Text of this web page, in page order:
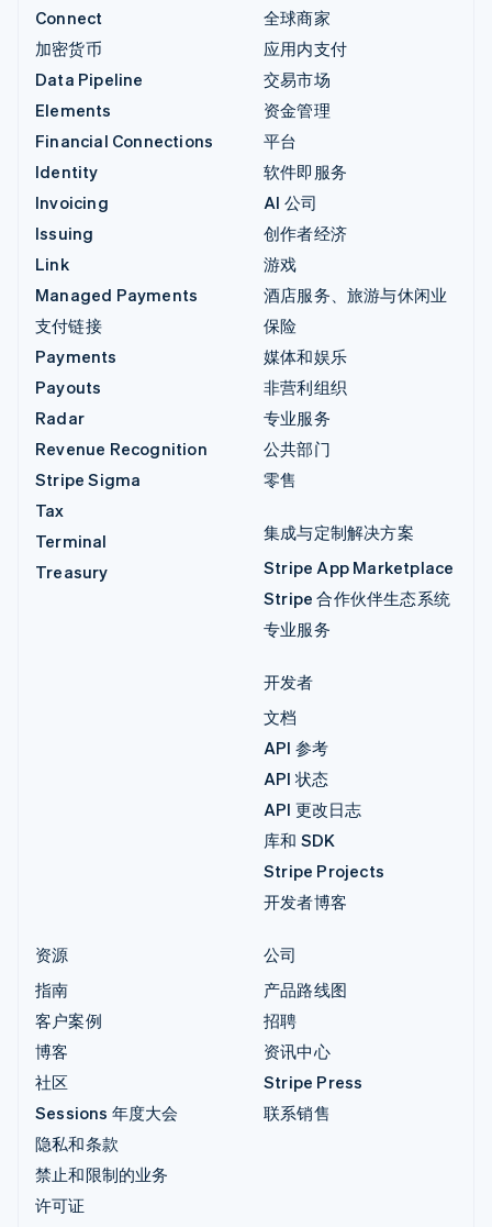
Connect
加密货币
Data Pipeline
Elements
Financial Connections
Identity
Invoicing
Issuing
Link
Managed Payments
支付链接
Payments
Payouts
Radar
Revenue Recognition
Stripe Sigma
Tax
Terminal
Treasury
全球商家
应用内支付
交易市场
资金管理
平台
软件即服务
AI 公司
创作者经济
游戏
酒店服务、旅游与休闲业
保险
媒体和娱乐
非营利组织
专业服务
公共部门
零售
集成与定制解决方案
Stripe App Marketplace
Stripe 合作伙伴生态系统
专业服务
开发者
文档
API 参考
API 状态
API 更改日志
库和 SDK
Stripe Projects
开发者博客
资源
指南
客户案例
博客
社区
Sessions 年度大会
隐私和条款
禁止和限制的业务
许可证
公司
产品路线图
招聘
资讯中心
Stripe Press
联系销售